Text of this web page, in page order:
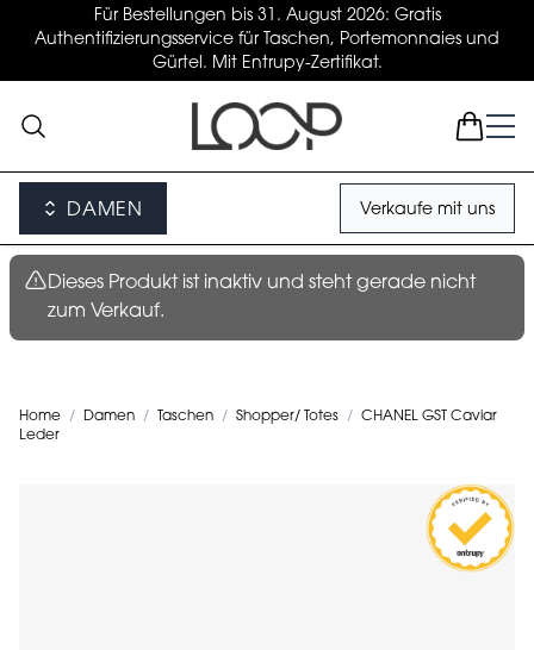
Für Bestellungen bis 31. August 2026: Gratis
Authentifizierungsservice für Taschen, Portemonnaies und
Gürtel. Mit Entrupy-Zertifikat.
DAMEN Verkaufe mit uns
Dieses Produkt ist inaktiv und steht gerade nicht
zum Verkauf.
Home / Damen / Taschen / Shopper/ Totes / CHANEL GST Caviar
Leder